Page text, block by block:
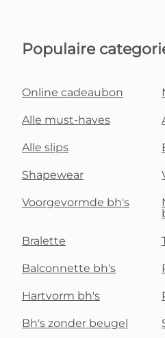
Populaire
Online cadeaubon
Alle must-haves
Alle slips
Shapewear
Voorgevormde bh's
Bralette
Balconnette bh's
Hartvorm bh's
Bh's zonder beugel